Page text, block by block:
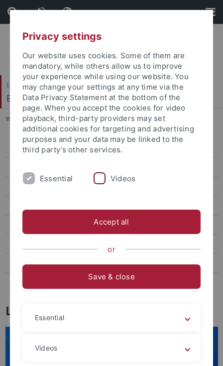
Skip
to
content
Skip
to
footer
Evangelisch-Theologische Fakultät
Biblisch-Archäologisches Institut
You are here: Startseite ... Logo
Ortslage
Projekt
Logo
Logo
Privacy settings
Our website uses cookies. Some of them are
mandatory, while others allow us to improve
your experience while using our website. You
may change your settings at any time via the
Data Privacy Statement at the bottom of the
page. When you accept the cookies for video
playback, third-party providers may set
additional cookies for targeting and advertising
purposes and your data may be linked to the
third party’s other services.
Essential Videos
Accept all
or
Save & close
Essential
Videos